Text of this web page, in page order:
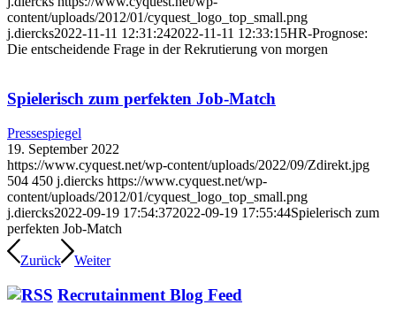
content/uploads/2012/01/cyquest_logo_top_small.png
j.diercks2022-11-11 12:31:242022-11-11 12:33:15HR-Prognose:
Die entscheidende Frage in der Rekrutierung von morgen
Spielerisch zum perfekten Job-Match
Pressespiegel
19. September 2022
https://www.cyquest.net/wp-content/uploads/2022/09/Zdirekt.jpg
504 450 j.diercks https://www.cyquest.net/wp-
content/uploads/2012/01/cyquest_logo_top_small.png
j.diercks2022-09-19 17:54:372022-09-19 17:55:44Spielerisch zum
perfekten Job-Match
Zurück Weiter
Recrutainment Blog Feed